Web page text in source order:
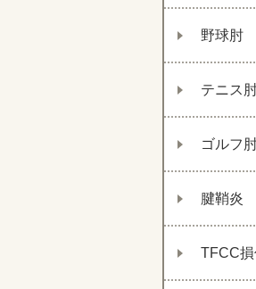
野球肘
テニス
ゴルフ
腱鞘炎
TFCC